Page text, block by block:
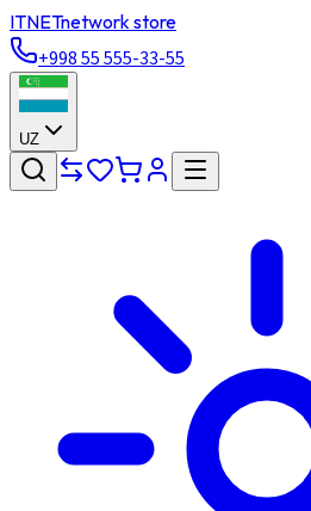
ITNETnetwork store
+998 55 555-33-55
UZ